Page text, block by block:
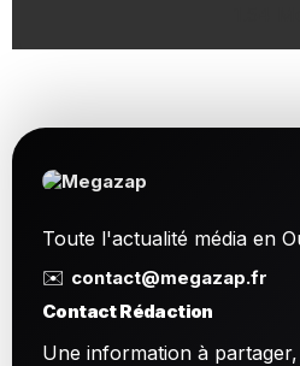
Toute l'actualité média en
✉️ contact@megazap.fr
Contact Rédaction
Une information à